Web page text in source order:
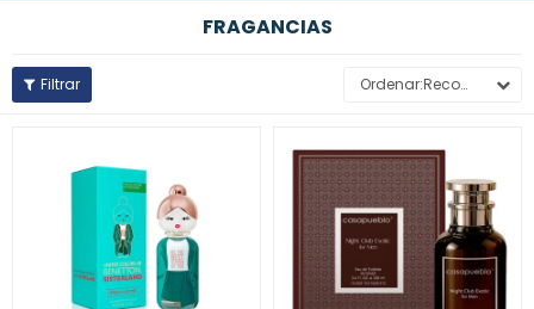
FRAGANCIAS
Recomendados